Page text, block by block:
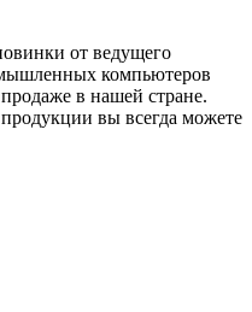
от ведущего
компьютеров
в нашей стране.
вы всегда можете